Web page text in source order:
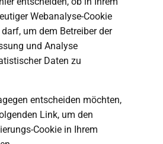
Webanalyse-Cookie
um dem Betreiber der
und Analyse
Daten zu
entscheiden möchten,
Link, um den
Cookie in Ihrem